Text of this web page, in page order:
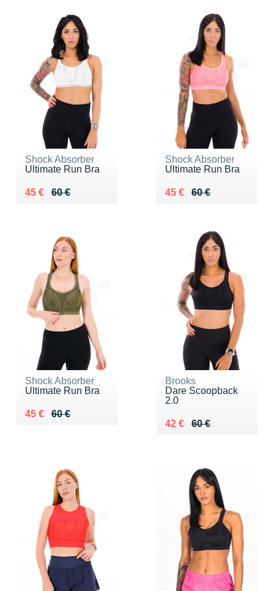
Shock Absorber
Ultimate Run Bra
60 €
Au lieu de 60 €
45 €
Vendu 45 €
Shock Absorber
Ultimate Run Bra
60 €
Au lieu de 60 €
45 €
Vendu 45 €
Shock Absorber
Ultimate Run Bra
60 €
Au lieu de 60 €
45 €
Vendu 45 €
Brooks
Dare Scoopback
2.0
60 €
Au lieu de 60 €
42 €
Vendu 42 €